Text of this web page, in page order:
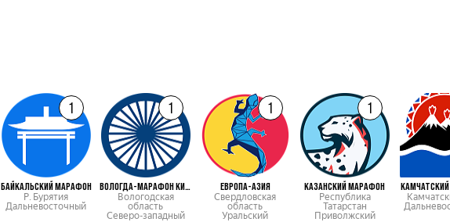
1
БАЙКАЛЬСКИЙ МАРАФОН
Р. Бурятия
Дальневосточный
1
ВОЛОГДА-МАРАФОН КИРИКИ-УЛИТА
Вологодская
область
Северо-западный
1
ЕВРОПА-АЗИЯ
Свердловская
область
Уральский
1
КАЗАНСКИЙ МАРАФОН
Республика
Татарстан
Приволжский